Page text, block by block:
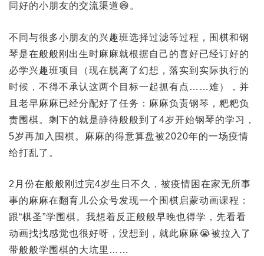
同好的小朋友的交流渠道😄。
不同与很多小朋友的兴趣班选择过滤等过程，围棋和钢
琴是在般般刚出生时麻麻就根据自己的喜好已经订好的
必学兴趣班项目（现在脱离了幻想，落实到实际执行的
时候，不得不承认这两个目标一起抓有点……难），并
且老早麻麻已经分配好了任务：麻麻负责钢琴，粑粑负
责围棋。剩下的就是静待般般到了4岁开始钢琴的学习，
5岁再加入围棋。麻麻的得意算盘被2020年的一场疫情
给打乱了。
2月份在般般刚过完4岁生日不久，被疫情困在家无所事
事的麻麻在翻育儿公众号发现一个围棋启蒙动画课程：
跟“棋圣”学围棋。我想着反正般般早晚也得学，先看看
动画找找感觉也很好呀，没想到，就此麻麻😭被拉入了
带般般学围棋的大坑里……